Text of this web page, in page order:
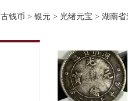
古钱币 > 银元 > 光绪元宝 > 湖南省